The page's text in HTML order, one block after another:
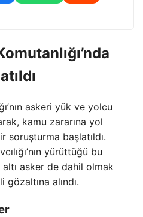
askeri yük ve yolcu
kamu zararına yol
soruşturma başlatıldı.
yürüttüğü bu
asker de dahil olmak
alındı.